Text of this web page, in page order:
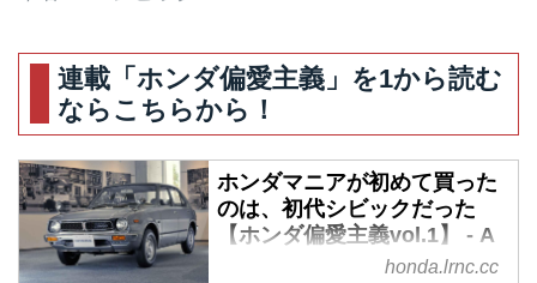
連載「ホンダ偏愛主義」を1から読む
ならこちらから！
ホンダマニアが初めて買った
のは、初代シビックだった
【ホンダ偏愛主義vol.1】 - A
honda.lrnc.cc